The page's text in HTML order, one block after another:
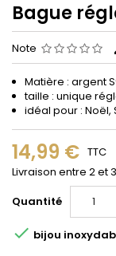
Bague
Note
Matière : argent
taille : unique
idéal pour : Noël,
14,99 € TTC
Livraison entre 2 et
Quantité
 bijou